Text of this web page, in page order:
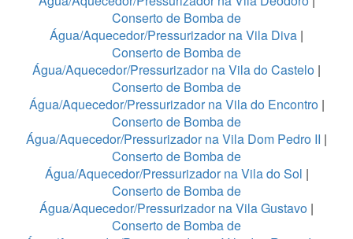
Conserto de Bomba de
Água/Aquecedor/Pressurizador na Vila Diva |
Conserto de Bomba de
Água/Aquecedor/Pressurizador na Vila do Castelo |
Conserto de Bomba de
Água/Aquecedor/Pressurizador na Vila do Encontro|
Conserto de Bomba de
Água/Aquecedor/Pressurizador na Vila Dom Pedro II |
Conserto de Bomba de
Água/Aquecedor/Pressurizador na Vila do Sol |
Conserto de Bomba de
Água/Aquecedor/Pressurizador na Vila Gustavo |
Conserto de Bomba de